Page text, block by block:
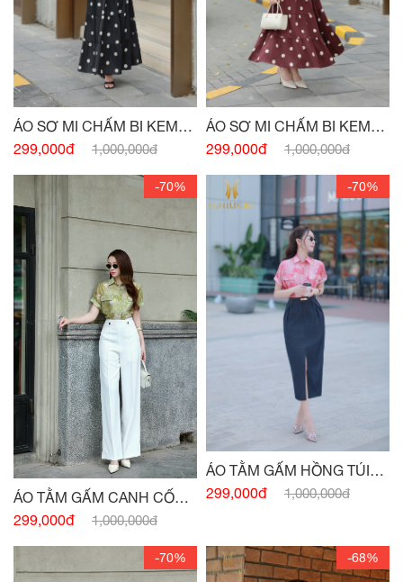
ÁO SƠ MI CHẤM BI KEM
ĐEN CHUN VAI
299,000đ 1,000,000đ
ÁO SƠ MI CHẤM BI KEM
ĐỎ CHUN VAI
299,000đ 1,000,000đ
-70%
ÁO TẰM GẤM CANH CỐM
TÚI NGỰC
299,000đ 1,000,000đ
-70%
ÁO TẰM GẤM HỒNG TÚI
NGỰC
299,000đ 1,000,000đ
-70% -68%